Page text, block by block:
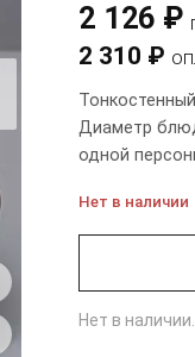
2 126 ₽
2 310 ₽
Диаметр
одной
Нет в наличии
Нет в